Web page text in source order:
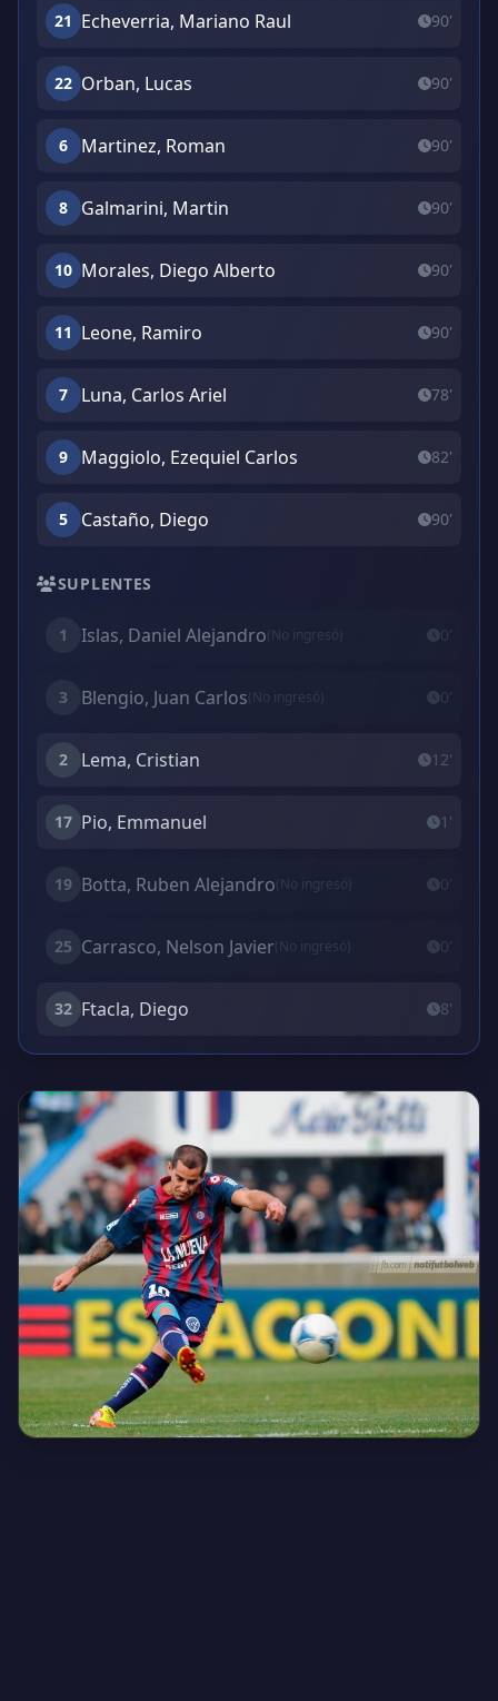
21 Echeverria, Mariano Raul 90'
22 Orban, Lucas 90'
6 Martinez, Roman 90'
8 Galmarini, Martin 90'
10 Morales, Diego Alberto 90'
11 Leone, Ramiro 90'
7 Luna, Carlos Ariel 78'
9 Maggiolo, Ezequiel Carlos 82'
5 Castaño, Diego 90'
SUPLENTES
1 Islas, Daniel Alejandro(No ingresó) 0'
3 Blengio, Juan Carlos(No ingresó) 0'
2 Lema, Cristian 12'
17 Pio, Emmanuel 1'
19 Botta, Ruben Alejandro(No ingresó) 0'
25 Carrasco, Nelson Javier(No ingresó) 0'
32 Ftacla, Diego 8'